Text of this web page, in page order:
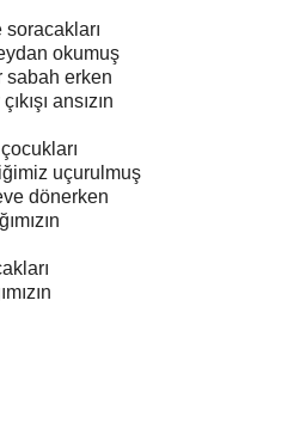
okumuş
sabah erken
ansızın
uçurulmuş
dönerken